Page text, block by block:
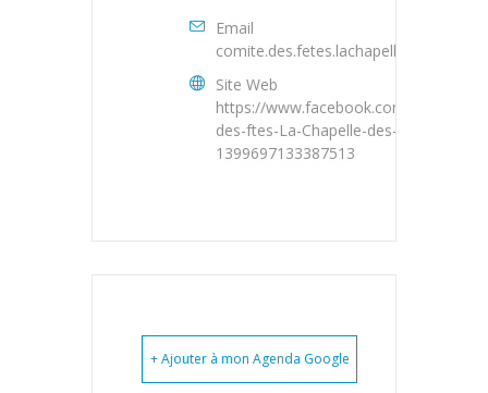
Email
Site Web
https://www.facebook.com/Comit-
des-ftes-La-Chapelle-des-Pots-
1399697133387513
+ Ajouter à mon Agenda Google